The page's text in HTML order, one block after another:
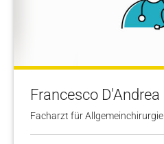
Francesco D'Andrea
Facharzt für Allgemeinchirurgie